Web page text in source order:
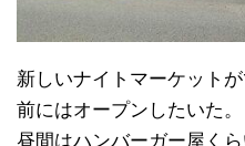
新しいナイトマーケット
前にはオープンしたいた。
昼間はハンバーガー屋く